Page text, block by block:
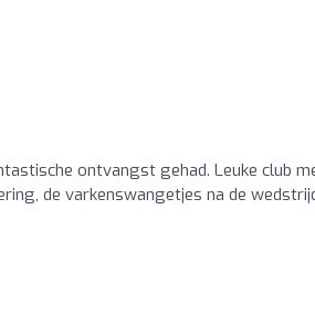
ontvangst gehad. Leuke club
de varkenswangetjes na de